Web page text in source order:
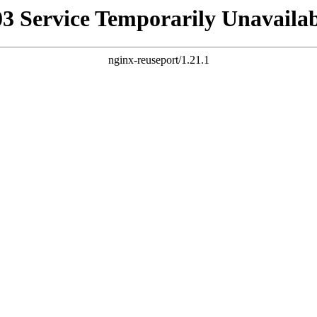
Service Temporarily
nginx-reuseport/1.21.1